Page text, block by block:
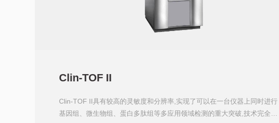
Clin-TOF II
Clin-TOF II具有较高的灵敏度和分辨率,实现了可以在一台仪器上同时进行
基因组、微生物组、蛋白多肽组等多应用领域检测的重大突破,技术完全达